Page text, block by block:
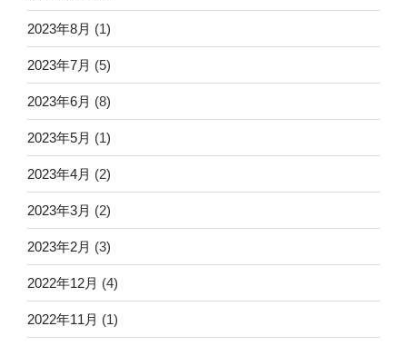
2023年8月 (1)
2023年7月 (5)
2023年6月 (8)
2023年5月 (1)
2023年4月 (2)
2023年3月 (2)
2023年2月 (3)
2022年12月 (4)
2022年11月 (1)